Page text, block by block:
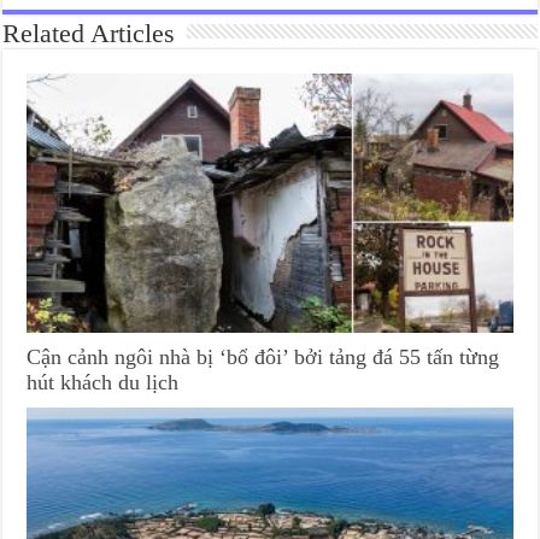
Related Articles
Cận cảnh ngôi nhà bị ‘bổ đôi’ bởi tảng đá 55 tấn từng
hút khách du lịch